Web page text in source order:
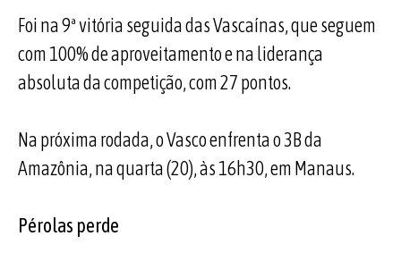
Foi na 9ª vitória seguida das Vascaínas, que seguem
com 100% de aproveitamento e na liderança
absoluta da competição, com 27 pontos.
Na próxima rodada, o Vasco enfrenta o 3B da
Amazônia, na quarta (20), às 16h30, em Manaus.
Pérolas perde